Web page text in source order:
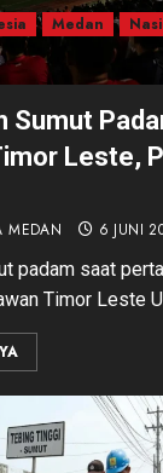
Medan
Sumut
Leste,
MEDAN 6 JUNI
padam saat
Timor Leste